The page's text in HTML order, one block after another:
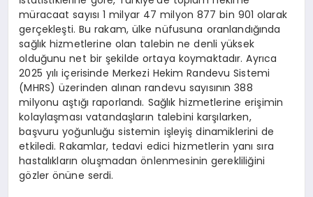
müracaat sayısı 1 milyar 47 milyon 877 bin 901 olarak
gerçekleşti. Bu rakam, ülke nüfusuna oranlandığında
sağlık hizmetlerine olan talebin ne denli yüksek
olduğunu net bir şekilde ortaya koymaktadır. Ayrıca
2025 yılı içerisinde Merkezi Hekim Randevu Sistemi
(MHRS) üzerinden alınan randevu sayısının 388
milyonu aştığı raporlandı. Sağlık hizmetlerine erişimin
kolaylaşması vatandaşların talebini karşılarken,
başvuru yoğunluğu sistemin işleyiş dinamiklerini de
etkiledi. Rakamlar, tedavi edici hizmetlerin yanı sıra
hastalıkların oluşmadan önlenmesinin gerekliliğini
gözler önüne serdi.